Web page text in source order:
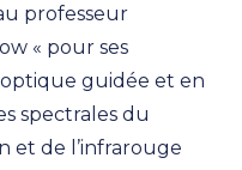
professeur
« pour ses
guidée et en
spectrales du
et de l’infrarouge